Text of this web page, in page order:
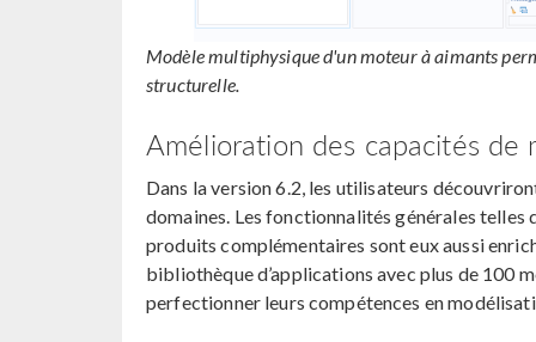
Modèle multiphysique d'un moteur à aimants
structurelle.
Amélioration des capacités
Dans la version 6.2, les utilisateurs
domaines. Les fonctionnalités générales telles
produits complémentaires sont eux aussi
bibliothèque d’applications avec plus de 100
perfectionner leurs compétences en